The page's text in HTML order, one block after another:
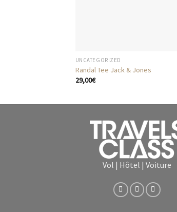
UNCATEGORIZED
Randal Tee Jack & Jones
29,00€
Vol | Hôtel | Voiture